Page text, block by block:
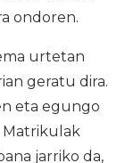
ondoren.
urtetan
geratu dira.
eta egungo
Matrikulak
jarriko da,